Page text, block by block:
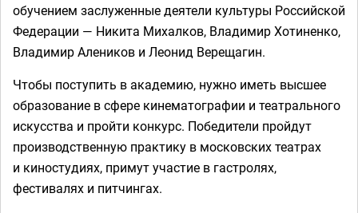
обучением заслуженные деятели культуры Российской
Федерации — Никита Михалков, Владимир Хотиненко,
Владимир Алеников и Леонид Верещагин.
Чтобы поступить в академию, нужно иметь высшее
образование в сфере кинематографии и театрального
искусства и пройти конкурс. Победители пройдут
производственную практику в московских театрах
и киностудиях, примут участие в гастролях,
фестивалях и питчингах.